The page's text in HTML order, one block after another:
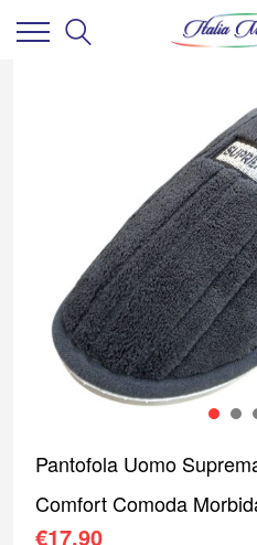
Pantofola Uomo
Comfort Comoda
€17.90